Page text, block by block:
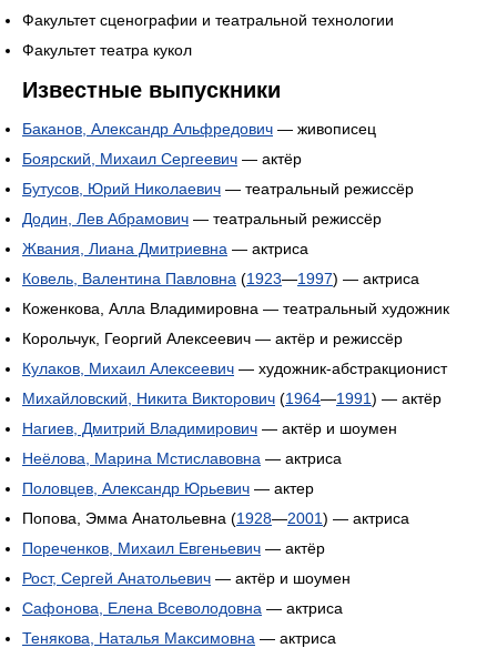
Факультет сценографии и театральной технологии
Факультет театра кукол
Известные выпускники
Баканов, Александр Альфредович — живописец
Боярский, Михаил Сергеевич — актёр
Бутусов, Юрий Николаевич — театральный режиссёр
Додин, Лев Абрамович — театральный режиссёр
Жвания, Лиана Дмитриевна — актриса
Ковель, Валентина Павловна (1923—1997) — актриса
Коженкова, Алла Владимировна — театральный художник
Корольчук, Георгий Алексеевич — актёр и режиссёр
Кулаков, Михаил Алексеевич — художник-абстракционист
Михайловский, Никита Викторович (1964—1991) — актёр
Нагиев, Дмитрий Владимирович — актёр и шоумен
Неёлова, Марина Мстиславовна — актриса
Половцев, Александр Юрьевич — актер
Попова, Эмма Анатольевна (1928—2001) — актриса
Пореченков, Михаил Евгеньевич — актёр
Рост, Сергей Анатольевич — актёр и шоумен
Сафонова, Елена Всеволодовна — актриса
Тенякова, Наталья Максимовна — актриса